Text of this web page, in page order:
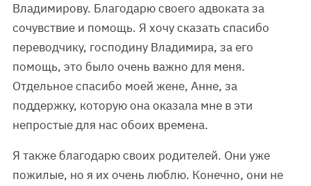
Владимирову. Благодарю своего адвоката за
сочувствие и помощь. Я хочу сказать спасибо
переводчику, господину Владимира, за его
помощь, это было очень важно для меня.
Отдельное спасибо моей жене, Анне, за
поддержку, которую она оказала мне в эти
непростые для нас обоих времена.
Я также благодарю своих родителей. Они уже
пожилые, но я их очень люблю. Конечно, они не